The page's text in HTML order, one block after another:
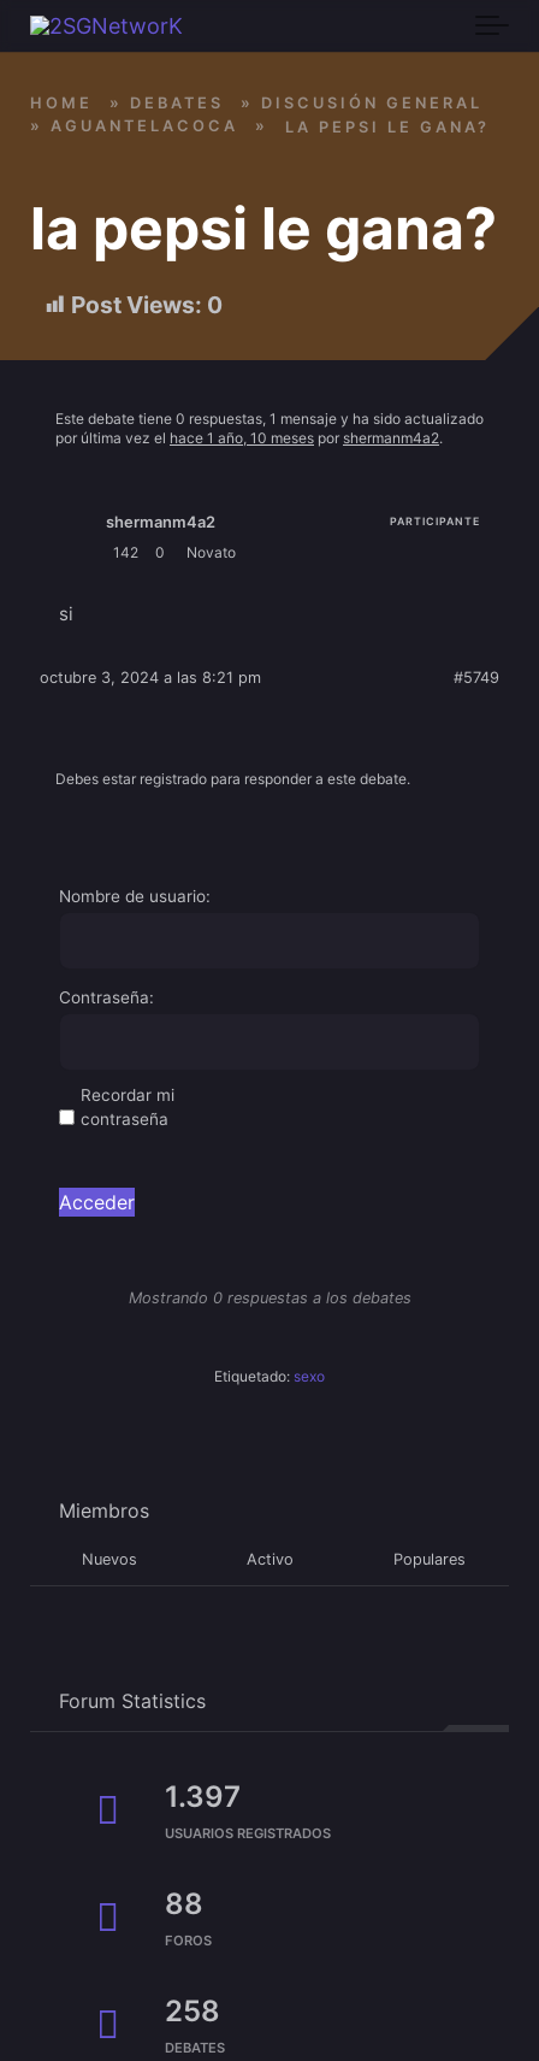
Skip to main content
la pepsi le gana?
Post Views: 0
HOME » DEBATES »
DISCUSIÓN GENERAL
»
AGUANTELACOCA » LA PEPSI LE GANA?
Etiquetado: sexo
Este debate tiene 0 respuestas, 1 mensaje y ha sido actualizado
por última vez el hace 1 año, 10 meses por shermanm4a2.
Mostrando 0 respuestas a los debates
shermanm4a2 PARTICIPANTE
142 0 Novato
si
octubre 3, 2024 a las 8:21 pm #5749
Debes estar registrado para responder a este debate.
Nombre de usuario:
Contraseña:
Recordar mi
contraseña
Acceder
Miembros
Nuevos Activo Populares
Forum Statistics
1.397
USUARIOS REGISTRADOS
88
FOROS
258
DEBATES